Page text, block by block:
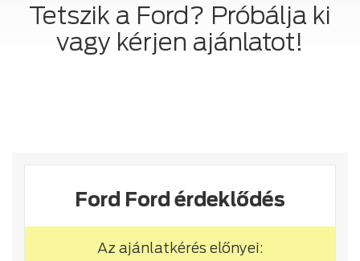
Tetszik a Ford? Próbálja ki
vagy kérjen ajánlatot!
Ford Ford érdeklődés
Az ajánlatkérés előnyei: